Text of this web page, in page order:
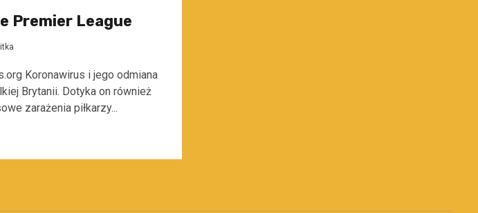
Premier League
Koronawirus i jego odmiana
Brytanii. Dotyka on również
zarażenia piłkarzy...